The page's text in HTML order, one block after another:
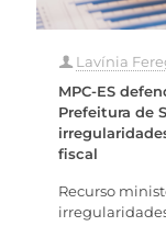
Lavínia
MPC-ES
Prefeitura de
fiscal
Recurso